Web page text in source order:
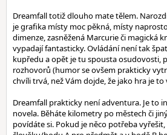
Dreamfall totiž dlouho mate tělem.
je grafika místy moc pěkná, místy
dimenze, zasněžená Marcurie či magická
vypadají fantasticky. Ovládání není tak
kupředu a opět je tu spousta osudovosti,
rozhovorů (humor se ovšem prakticky
chvíli trvá, než Vám dojde, že jako hra je
Dreamfall prakticky není adventura. Je to
novela. Běháte kilometry po městech či
povídáte si. Pokud je něco potřeba